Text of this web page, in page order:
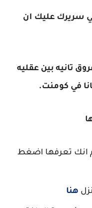
سريرك عليك ان
تانيه بين عقليه
في كومنت.
هنا